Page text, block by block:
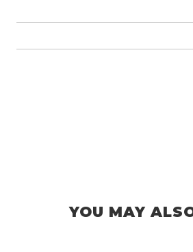
YOU MAY